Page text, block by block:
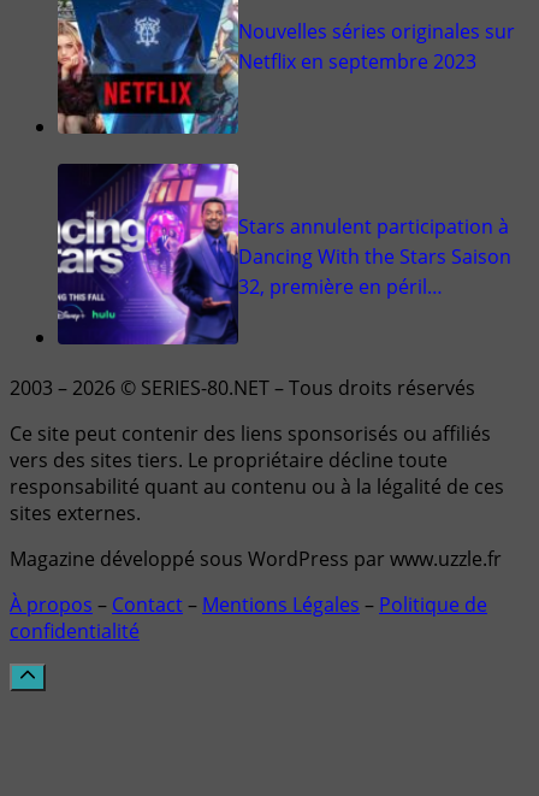
Nouvelles séries originales sur
Netflix en septembre 2023
Stars annulent participation à
Dancing With the Stars Saison
32, première en péril…
2003 – 2026 © SERIES-80.NET – Tous droits réservés
Ce site peut contenir des liens sponsorisés ou affiliés
vers des sites tiers. Le propriétaire décline toute
responsabilité quant au contenu ou à la légalité de ces
sites externes.
Magazine développé sous WordPress par www.uzzle.fr
À propos – Contact– Mentions Légales – Politique de
confidentialité